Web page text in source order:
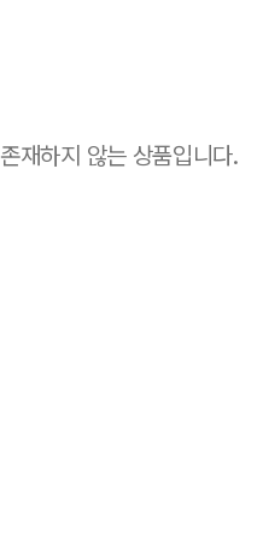
존재하지 않는 상품입니다.